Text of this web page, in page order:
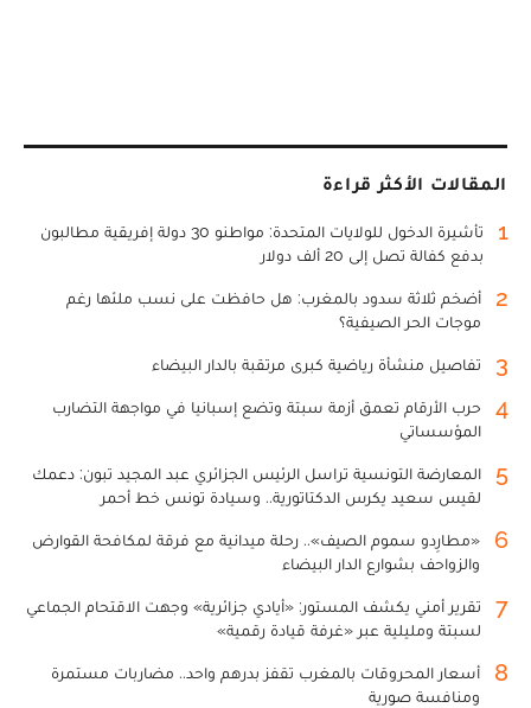
المقالات الأكثر قراءة
1
تأشيرة الدخول للولايات المتحدة: مواطنو 30 دولة إفريقية مطالبون
بدفع كفالة تصل إلى 20 ألف دولار
2
أضخم ثلاثة سدود بالمغرب: هل حافظت على نسب ملئها رغم
موجات الحر الصيفية؟
3 تفاصيل منشأة رياضية كبرى مرتقبة بالدار البيضاء
4
حرب الأرقام تعمق أزمة سبتة وتضع إسبانيا في مواجهة التضارب
المؤسساتي
5
المعارضة التونسية تراسل الرئيس الجزائري عبد المجيد تبون: دعمك
لقيس سعيد يكرس الدكتاتورية.. وسيادة تونس خط أحمر
6
«مطارِدو سموم الصيف».. رحلة ميدانية مع فرقة لمكافحة القوارض
والزواحف بشوارع الدار البيضاء
7
تقرير أمني يكشف المستور: «أيادي جزائرية» وجهت الاقتحام الجماعي
لسبتة ومليلية عبر «غرفة قيادة رقمية»
8
أسعار المحروقات بالمغرب تقفز بدرهم واحد.. مضاربات مستمرة
ومنافسة صورية